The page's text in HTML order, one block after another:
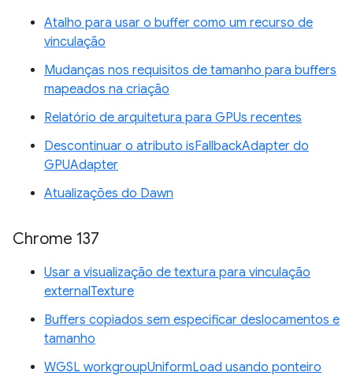
Atalho para usar o buffer como um recurso de
vinculação
Mudanças nos requisitos de tamanho para buffers
mapeados na criação
Relatório de arquitetura para GPUs recentes
Descontinuar o atributo isFallbackAdapter do
GPUAdapter
Atualizações do Dawn
Chrome 137
Usar a visualização de textura para vinculação
externalTexture
Buffers copiados sem especificar deslocamentos e
tamanho
WGSL workgroupUniformLoad usando ponteiro